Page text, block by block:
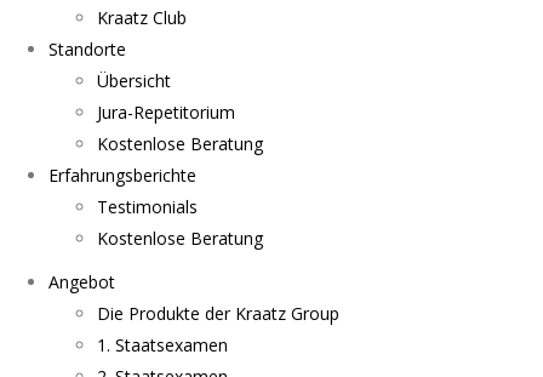
Kraatz Club
Standorte
Übersicht
Jura-Repetitorium
Kostenlose Beratung
Erfahrungsberichte
Testimonials
Kostenlose Beratung
Angebot
Die Produkte der Kraatz Group
1. Staatsexamen